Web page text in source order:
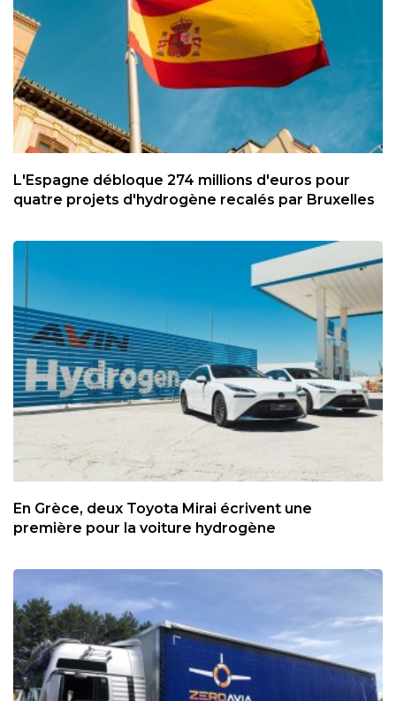
L'Espagne débloque 274 millions d'euros pour
quatre projets d'hydrogène recalés par Bruxelles
En Grèce, deux Toyota Mirai écrivent une
première pour la voiture hydrogène